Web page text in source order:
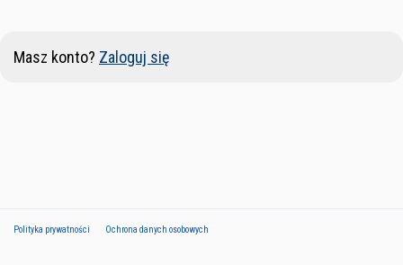
Masz konto? Zaloguj się
Polityka prywatności Ochrona danych osobowych